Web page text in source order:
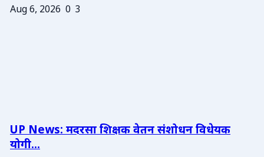
Aug 6, 2026 0 3
UP News: मदरसा शिक्षक वेतन संशोधन विधेयक
योगी...